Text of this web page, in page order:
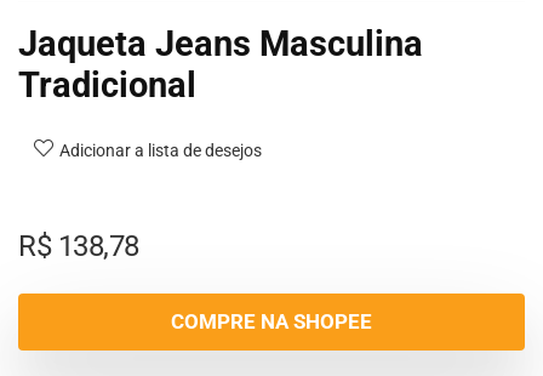
Jaqueta Jeans Masculina
Tradicional
Adicionar a lista de desejos
R$138,78
COMPRE NA SHOPEE